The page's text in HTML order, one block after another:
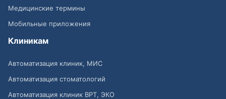
Медицинские термины
Мобильные приложения
Клиникам
Автоматизация клиник, МИС
Автоматизация стоматологий
Автоматизация клиник ВРТ, ЭКО